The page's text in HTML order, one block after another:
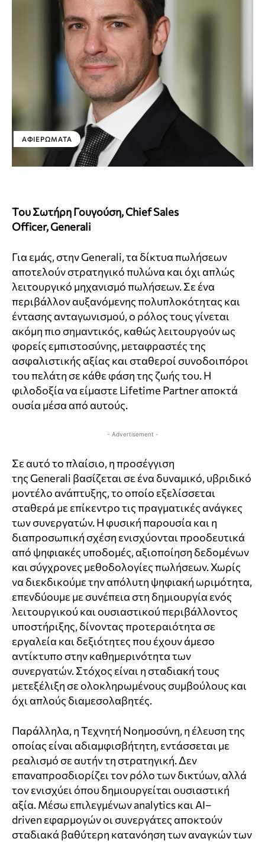
ΑΦΙΕΡΏΜΑΤΑ
Του Σωτήρη Γουγούση, Chief Sales
Officer,Generali
Για εμάς, στηνGenerali, τα δίκτυα πωλήσεων
αποτελούν στρατηγικό πυλώνα και όχι απλώς
λειτουργικό μηχανισμό πωλήσεων. Σε ένα
περιβάλλον αυξανόμενης πολυπλοκότητας και
έντασης ανταγωνισμού, ο ρόλος τους γίνεται
ακόμη πιο σημαντικός, καθώς λειτουργούν ως
φορείς εμπιστοσύνης, μεταφραστές της
ασφαλιστικής αξίας και σταθεροί συνοδοιπόροι
του πελάτη σε κάθε φάση της ζωής του. Η
φιλοδοξία να είμαστε Lifetime Partnerαποκτά
ουσία μέσα από αυτούς.
- Advertisement -
Σε αυτό το πλαίσιο, η προσέγγιση
της Generali βασίζεται σε ένα δυναμικό, υβριδικό
μοντέλο ανάπτυξης, το οποίο εξελίσσεται
σταθερά με επίκεντρο τις πραγματικές ανάγκες
των συνεργατών. Η φυσική παρουσία και η
διαπροσωπική σχέση ενισχύονται προοδευτικά
από ψηφιακές υποδομές, αξιοποίηση δεδομένων
και σύγχρονες μεθοδολογίες πωλήσεων. Χωρίς
να διεκδικούμε την απόλυτη ψηφιακή ωριμότητα,
επενδύουμε με συνέπεια στη δημιουργία ενός
λειτουργικού και ουσιαστικού περιβάλλοντος
υποστήριξης, δίνοντας προτεραιότητα σε
εργαλεία και δεξιότητες που έχουν άμεσο
αντίκτυπο στην καθημερινότητα των
συνεργατών. Στόχος είναι η σταδιακή τους
μετεξέλιξη σε ολοκληρωμένους συμβούλους και
όχι απλούς διαμεσολαβητές.
Παράλληλα, η Τεχνητή Νοημοσύνη, η έλευση της
οποίας είναι αδιαμφισβήτητη, εντάσσεται με
ρεαλισμό σε αυτήν τη στρατηγική. Δεν
επαναπροσδιορίζει τον ρόλο των δικτύων, αλλά
τον ενισχύει όπου δημιουργείται ουσιαστική
αξία. Μέσω επιλεγμένωνanalyticsκαι AI–
driven εφαρμογών οι συνεργάτες αποκτούν
σταδιακά βαθύτερη κατανόηση των αναγκών των